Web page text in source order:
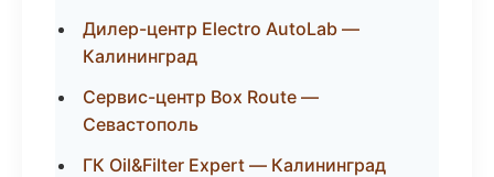
Дилер-центр Electro AutoLab —
Калининград
Сервис-центр Box Route —
Севастополь
ГК Oil&Filter Expert — Калининград